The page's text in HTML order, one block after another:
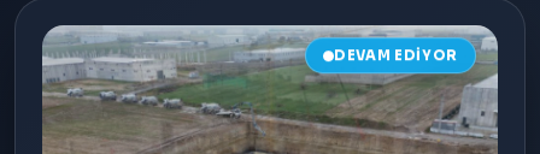
DEVAM EDIYOR